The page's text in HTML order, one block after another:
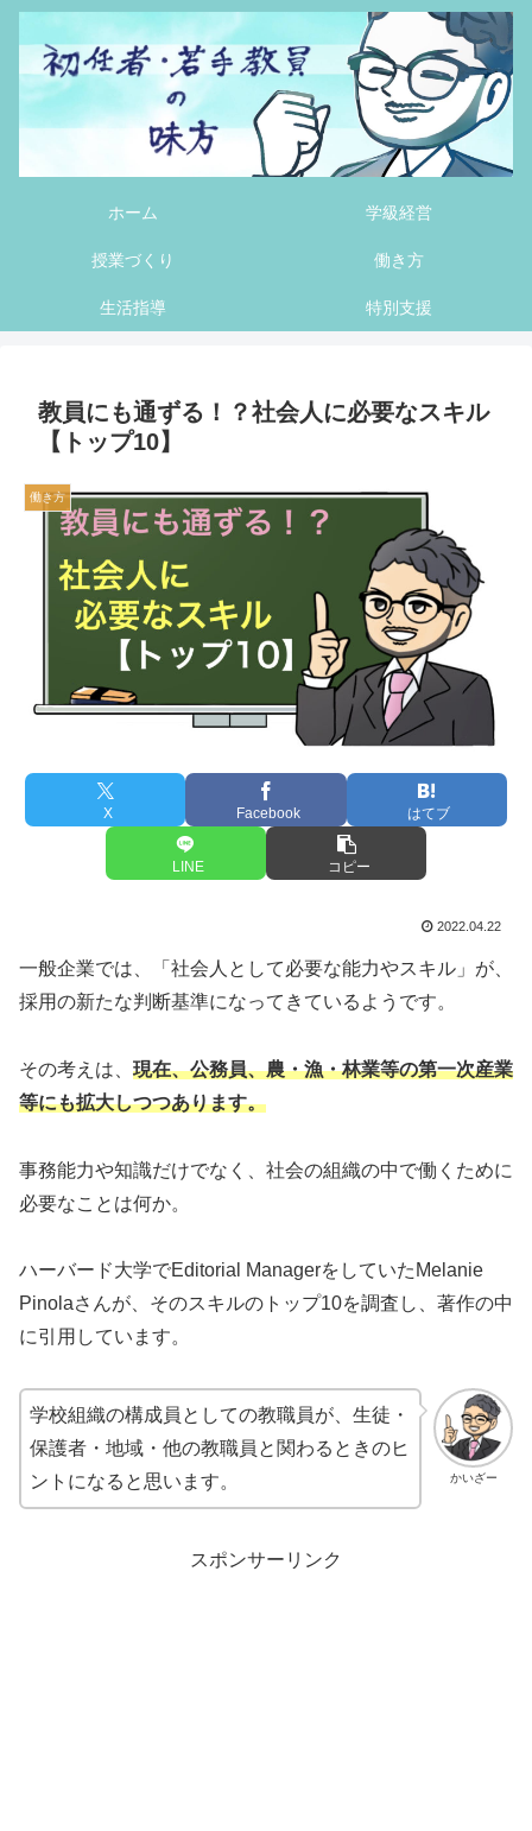
ホーム 学級経営
授業づくり 働き方
生活指導 特別支援
教員にも通ずる！？社会人に必要なスキル
【トップ10】
働き方
X Facebook はてブ
LINE コピー
2022.04.22
一般企業では、「社会人として必要な能力やスキル」が、
採用の新たな判断基準になってきているようです。
その考えは、 現在、公務員、農・漁・林業等の第一次産業
等にも拡大しつつあります。
事務能力や知識だけでなく、社会の組織の中で働くために
必要なことは何か。
ハーバード大学でEditorial ManagerをしていたMelanie
Pinolaさんが、そのスキルのトップ10を調査し、著作の中
に引用しています。
かいざー
学校組織の構成員としての教職員が、生徒・
保護者・地域・他の教職員と関わるときのヒ
ントになると思います。
スポンサーリンク